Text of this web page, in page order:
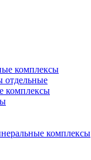
комплексы
отдельные
комплексы
комплексы